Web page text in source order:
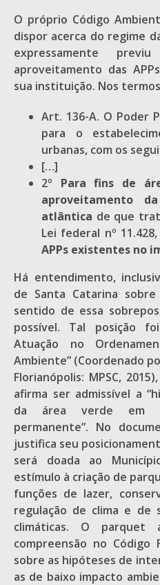
O próprio Código
dispor acerca do regime
expressamente
aproveitamento das
sua instituição. Nos
Art. 136-A. O Poder
para o
urbanas, com os
[…]
2º Para fins de
aproveitamento
atlântica de que
Lei federal nº
APPs existentes no
Há entendimento,
de Santa Catarina
sentido de essa
possível. Tal posição
Atuação no
Ambiente” (Coordenado
Florianópolis: MPSC,
afirma ser admissível a
da área verde em
permanente”. No
justifica seu
será doada ao
estímulo à criação de
funções de lazer,
regulação de clima e de
climáticas. O parquet
compreensão no Código
sobre as hipóteses de
as de baixo impacto